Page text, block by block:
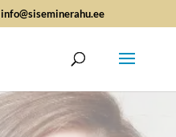
info@siseminerahu.ee